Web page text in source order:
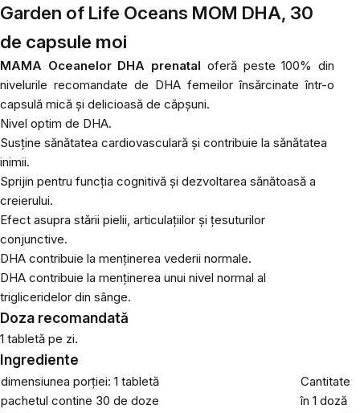
Garden of Life Oceans MOM DHA, 30
de capsule moi
MAMA Oceanelor DHA prenatal oferă peste 100% din
nivelurile recomandate de DHA femeilor însărcinate într-o
capsulă mică și delicioasă de căpșuni.
Nivel optim de DHA.
Susține sănătatea cardiovasculară și contribuie la sănătatea
inimii.
Sprijin pentru funcția cognitivă și dezvoltarea sănătoasă a
creierului.
Efect asupra stării pielii, articulațiilor și țesuturilor
conjunctive.
DHA contribuie la menținerea vederii normale.
DHA contribuie la menținerea unui nivel normal al
trigliceridelor din sânge.
Doza recomandată
1 tabletă pe zi.
Ingrediente
dimensiunea porției: 1 tabletă
pachetul contine 30 de doze
Cantitate
în 1 doză